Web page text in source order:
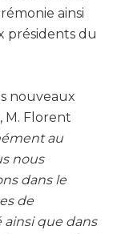
ainsi
présidents du
nouveaux
M. Florent
au
nous
dans le
de
que dans